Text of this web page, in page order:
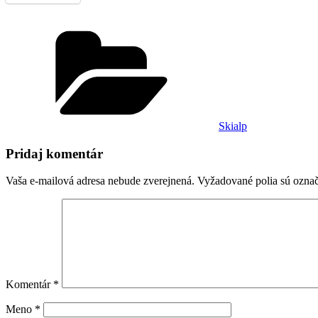
Skialp
Pridaj komentár
Vaša e-mailová adresa nebude zverejnená. Vyžadované polia sú
Komentár *
Meno *